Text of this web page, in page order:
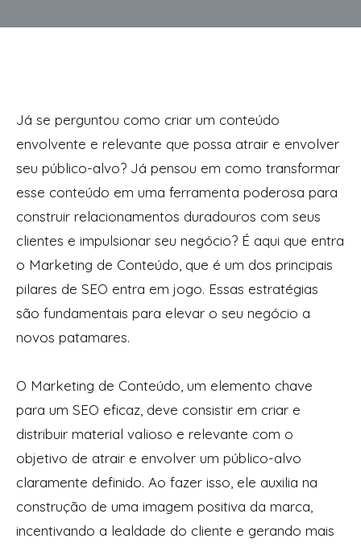
Já se perguntou como criar um conteúdo
envolvente e relevante que possa atrair e envolver
seu público-alvo? Já pensou em como transformar
esse conteúdo em uma ferramenta poderosa para
construir relacionamentos duradouros com seus
clientes e impulsionar seu negócio? É aqui que entra
o Marketing de Conteúdo, que é um dos principais
pilares de SEO entra em jogo. Essas estratégias
são fundamentais para elevar o seu negócio a
novos patamares.
O Marketing de Conteúdo, um elemento chave
para um SEO eficaz, deve consistir em criar e
distribuir material valioso e relevante com o
objetivo de atrair e envolver um público-alvo
claramente definido. Ao fazer isso, ele auxilia na
construção de uma imagem positiva da marca,
incentivando a lealdade do cliente e gerando mais